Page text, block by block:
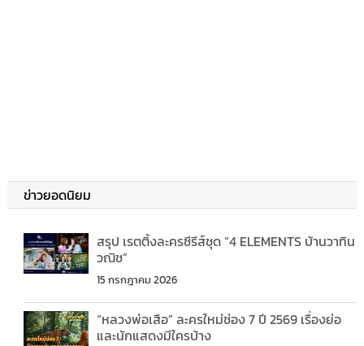
ข่าวยอดนิยม
สรุป เรตติ้งละครซีรีส์ชุด “4 ELEMENTS บ้านวาทิน
วณิช”
15 กรกฎาคม 2026
“หลวงพ่อเสือ” ละครใหม่ช่อง 7 ปี 2569 เรื่องย่อ
และนักแสดงมีใครบ้าง